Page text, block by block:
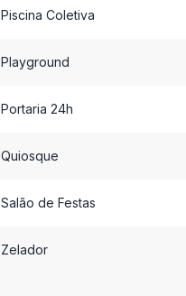
Piscina Coletiva
Playground
Portaria 24h
Quiosque
Salão de Festas
Zelador